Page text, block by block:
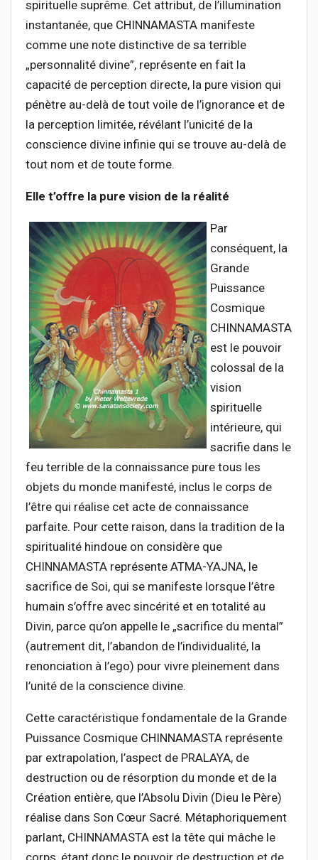
spirituelle suprême. Cet attribut, de l’illumination
instantanée, que CHINNAMASTA manifeste
comme une note distinctive de sa terrible
„personnalité divine”, représente en fait la
capacité de perception directe, la pure vision qui
pénètre au-delà de tout voile de l’ignorance et de
la perception limitée, révélant l’unicité de la
conscience divine infinie qui se trouve au-delà de
tout nom et de toute forme.
Elle t’offre la pure vision de la réalité
Par
conséquent, la
Grande
Puissance
Cosmique
CHINNAMASTA
est le pouvoir
colossal de la
vision
spirituelle
intérieure, qui
sacrifie dans le
feu terrible de la connaissance pure tous les
objets du monde manifesté, inclus le corps de
l’être qui réalise cet acte de connaissance
parfaite. Pour cette raison, dans la tradition de la
spiritualité hindoue on considère que
CHINNAMASTA représente ATMA-YAJNA, le
sacrifice de Soi, qui se manifeste lorsque l’être
humain s’offre avec sincérité et en totalité au
Divin, parce qu’on appelle le „sacrifice du mental”
(autrement dit, l’abandon de l’individualité, la
renonciation à l’ego) pour vivre pleinement dans
l’unité de la conscience divine.
Cette caractéristique fondamentale de la Grande
Puissance Cosmique CHINNAMASTA représente
par extrapolation, l’aspect de PRALAYA, de
destruction ou de résorption du monde et de la
Création entière, que l’Absolu Divin (Dieu le Père)
réalise dans Son Cœur Sacré. Métaphoriquement
parlant, CHINNAMASTA est la tête qui mâche le
corps, étant donc le pouvoir de destruction et de